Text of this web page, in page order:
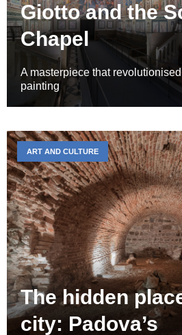
Giotto and the
Chapel
A masterpiece that
painting
The hidden
city: Padova’s
ART AND CULTURE